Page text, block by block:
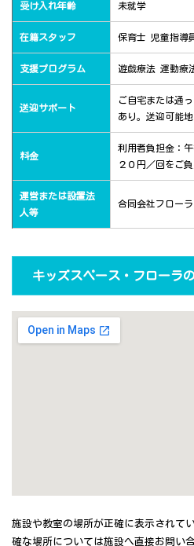
受け入れ年齢 未就学
在籍スタッフ 保育士 児童指導
支援プログラム 遊戯療法 運動療
送迎サポート
ご自宅または通
あり。送迎可能
料金
利用者負担金：
２０円／回をご
運営または設置法
人等
合同会社フローラ
キッズスペース・フローラ
施設や教室の場所が正確に表示されて
確な場所については施設へ直接お問い